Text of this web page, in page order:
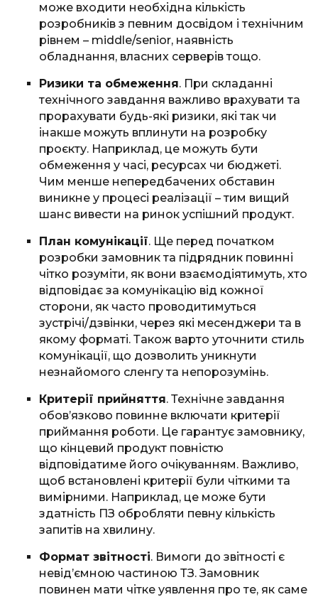
може входити необхідна кількість
розробників з певним досвідом і технічним
рівнем – middle/senior, наявність
обладнання, власних серверів тощо.
Ризики та обмеження. При складанні
технічного завдання важливо врахувати та
прорахувати будь-які ризики, які так чи
інакше можуть вплинути на розробку
проєкту. Наприклад, це можуть бути
обмеження у часі, ресурсах чи бюджеті.
Чим менше непередбачених обставин
виникне у процесі реалізації – тим вищий
шанс вивести на ринок успішний продукт.
План комунікації. Ще перед початком
розробки замовник та підрядник повинні
чітко розуміти, як вони взаємодіятимуть, хто
відповідає за комунікацію від кожної
сторони, як часто проводитимуться
зустрічі/дзвінки, через які месенджери та в
якому форматі. Також варто уточнити стиль
комунікації, що дозволить уникнути
незнайомого сленгу та непорозумінь.
Критерії прийняття. Технічне завдання
обов’язково повинне включати критерії
приймання роботи. Це гарантує замовнику,
що кінцевий продукт повністю
відповідатиме його очікуванням. Важливо,
щоб встановлені критерії були чіткими та
вимірними. Наприклад, це може бути
здатність ПЗ обробляти певну кількість
запитів на хвилину.
Формат звітності. Вимоги до звітності є
невід’ємною частиною ТЗ. Замовник
повинен мати чітке уявлення про те, як саме